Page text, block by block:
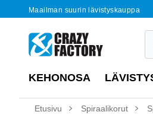
Maailman suurin lävistyskauppa
KEHONOSA
Etusivu Spiraalikorut